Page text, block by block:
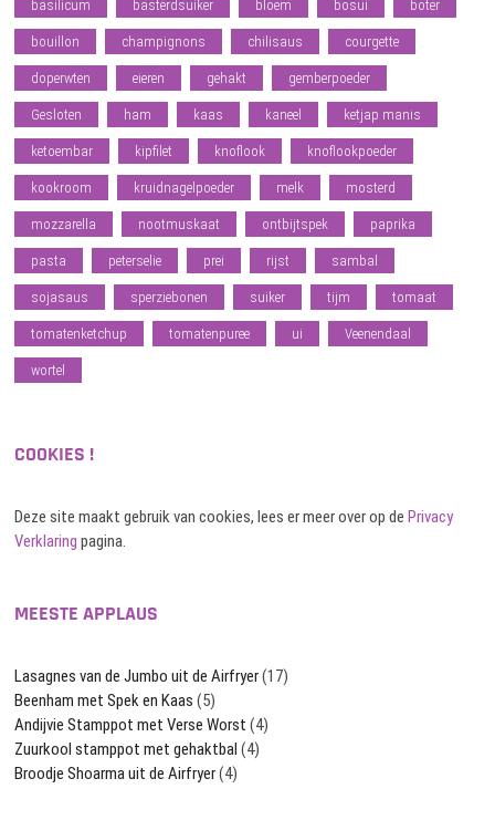
basilicum basterdsuiker bloem bosui boter
bouillon champignons chilisaus courgette
doperwten eieren gehakt gemberpoeder
Gesloten ham kaas kaneel ketjap manis
ketoembar kipfilet knoflook knoflookpoeder
kookroom kruidnagelpoeder melk mosterd
mozzarella nootmuskaat ontbijtspek paprika
pasta peterselie prei rijst sambal
sojasaus sperziebonen suiker tijm tomaat
tomatenketchup tomatenpuree ui Veenendaal
wortel
COOKIES !
Deze site maakt gebruik van cookies, lees er meer over op dePrivacy
Verklaring pagina.
MEESTE APPLAUS
Lasagnes van de Jumbo uit de Airfryer(17)
Beenham met Spek en Kaas (5)
Andijvie Stamppot met Verse Worst (4)
Zuurkool stamppot met gehaktbal (4)
Broodje Shoarma uit de Airfryer(4)